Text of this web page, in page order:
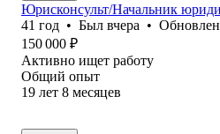
Юрисконсульт/Начальник
41 год • Был вчера •
150 000 ₽
Активно ищет работу
Общий опыт
19 лет 8 месяцев